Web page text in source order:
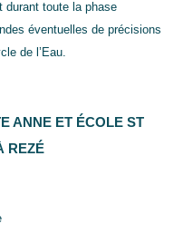
durant toute la phase
éventuelles de précisions
de l’Eau.
ANNE ET ÉCOLE ST
REZÉ